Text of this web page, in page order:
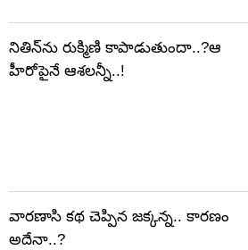
నితిన్‌ను రుక్మిణి కాపాడుతుందా..?ఆ
హీరోపైనే ఆశలన్నీ..!
వారణాసి కథ చెప్పిన జక్కన్న.. కారణం
అదేనా..?